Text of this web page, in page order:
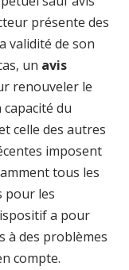
présente des
validité de son
un avis
renouveler le
du
celle des autres
imposent
tous les
pour les
a pour
à des problèmes
compte.